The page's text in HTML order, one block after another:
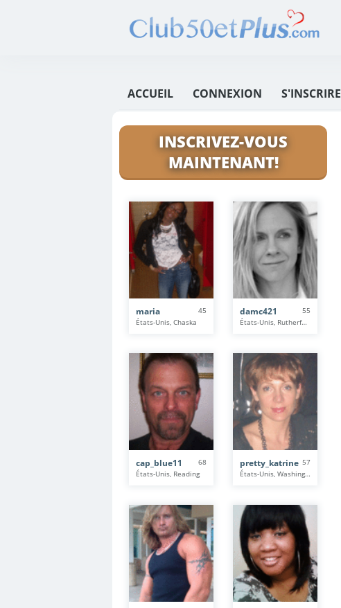
ACCUEIL CONNEXION S'INSCRIRE
INSCRIVEZ-VOUS
MAINTENANT!
maria
45
États-Unis, Chaska
damc421
55
États-Unis, Rutherford
cap_blue11
68
États-Unis, Reading
pretty_katrine 57
États-Unis, Washington